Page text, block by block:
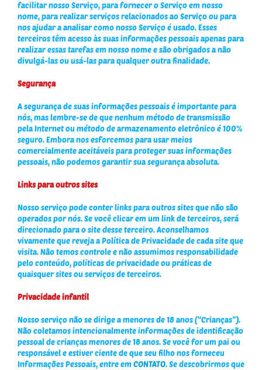
facilitar nosso Serviço, para fornecer o Serviço em nosso
nome, para realizar serviços relacionados ao Serviço ou para
nos ajudar a analisar como nosso Serviço é usado. Esses
terceiros têm acesso às suas informações pessoais apenas para
realizar essas tarefas em nosso nome e são obrigados a não
divulgá-las ou usá-las para qualquer outra finalidade.
Segurança
A segurança de suas informações pessoais é importante para
nós, mas lembre-se de que nenhum método de transmissão
pela Internet ou método de armazenamento eletrônico é 100%
seguro. Embora nos esforcemos para usar meios
comercialmente aceitáveis ​​para proteger suas informações
pessoais, não podemos garantir sua segurança absoluta.
Links para outros sites
Nosso serviço pode conter links para outros sites que não são
operados por nós. Se você clicar em um link de terceiros, será
direcionado para o site desse terceiro. Aconselhamos
vivamente que reveja a Política de Privacidade de cada site que
visita. Não temos controle e não assumimos responsabilidade
pelo conteúdo, políticas de privacidade ou práticas de
quaisquer sites ou serviços de terceiros.
Privacidade infantil
Nosso serviço não se dirige a menores de 18 anos (“Crianças”).
Não coletamos intencionalmente informações de identificação
pessoal de crianças menores de 18 anos. Se você for um pai ou
responsável e estiver ciente de que seu filho nos forneceu
Informações Pessoais, entre em CONTATO. Se descobrirmos que